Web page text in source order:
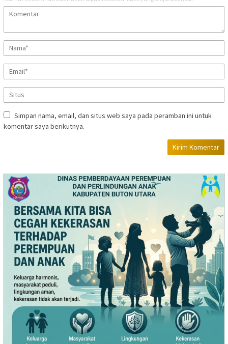
Simpan nama, email, dan situs web saya pada peramban ini untuk
komentar saya berikutnya.